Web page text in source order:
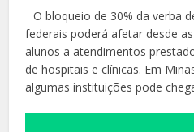
O bloqueio de 30% da verba
federais poderá afetar desde
alunos a atendimentos
de hospitais e clínicas. Em
algumas instituições pode